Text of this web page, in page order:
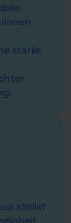
starke
stellst